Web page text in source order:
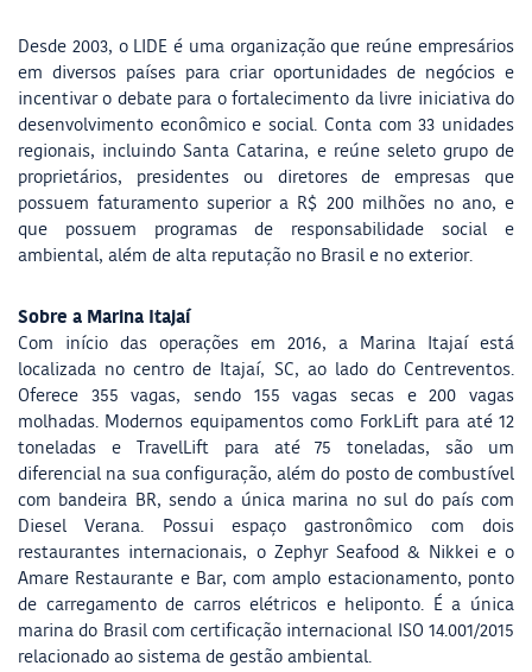
Desde 2003, o LIDE é uma organização que reúne empresários
em diversos países para criar oportunidades de negócios e
incentivar o debate para o fortalecimento da livre iniciativa do
desenvolvimento econômico e social. Conta com 33 unidades
regionais, incluindo Santa Catarina, e reúne seleto grupo de
proprietários, presidentes ou diretores de empresas que
possuem faturamento superior a R$ 200 milhões no ano, e
que possuem programas de responsabilidade social e
ambiental, além de alta reputação no Brasil e no exterior.
Sobre a Marina Itajaí
Com início das operações em 2016, a Marina Itajaí está
localizada no centro de Itajaí, SC, ao lado do Centreventos.
Oferece 355 vagas, sendo 155 vagas secas e 200 vagas
molhadas. Modernos equipamentos como ForkLift para até 12
toneladas e TravelLift para até 75 toneladas, são um
diferencial na sua configuração, além do posto de combustível
com bandeira BR, sendo a única marina no sul do país com
Diesel Verana. Possui espaço gastronômico com dois
restaurantes internacionais, o Zephyr Seafood & Nikkei e o
Amare Restaurante e Bar, com amplo estacionamento, ponto
de carregamento de carros elétricos e heliponto. É a única
marina do Brasil com certificação internacional ISO 14.001/2015
relacionado ao sistema de gestão ambiental.